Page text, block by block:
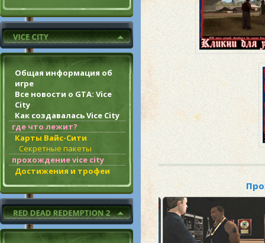
Общая информация об
игре
Все новости о GTA: Vice
City
Как создавалась Vice City
где что лежит?
Карты Вайс-Сити
Секретные пакеты
прохождение vice city
Достижения и трофеи